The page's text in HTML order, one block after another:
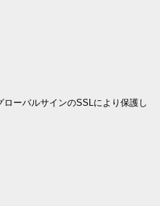
ーバルサインのSSLにより保護し